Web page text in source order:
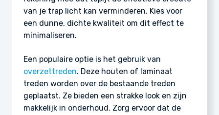
van je trap licht kan verminderen. Kies voor
een dunne, dichte kwaliteit om dit effect te
minimaliseren.
Een populaire optie is het gebruik van
overzettreden. Deze houten of laminaat
treden worden over de bestaande treden
geplaatst. Ze bieden een strakke look en zijn
makkelijk in onderhoud. Zorg ervoor dat de